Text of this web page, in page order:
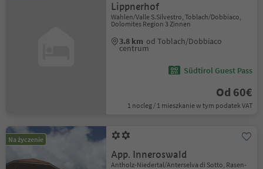
Lippnerhof
Wahlen/Valle S.Silvestro, Toblach/Dobbiaco,
Dolomites Region 3 Zinnen
3.8 km od Toblach/Dobbiaco
centrum
Südtirol Guest Pass
Od 60€
1 nocleg / 1 mieszkanie w tym podatek VAT
Na życzenie
App. Inneroswald
Antholz-Niedertal/Anterselva di Sotto, Rasen-